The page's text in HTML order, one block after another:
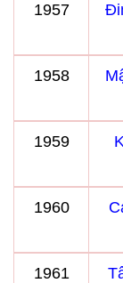
1957
1958
1959
1960
1961